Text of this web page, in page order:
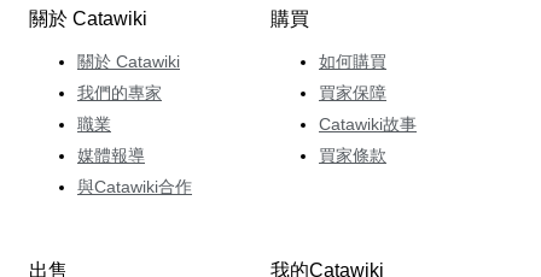
關於 Catawiki
關於 Catawiki
我們的專家
職業
媒體報導
與Catawiki合作
購買
如何購買
買家保障
Catawiki故事
買家條款
出售 我的Catawiki